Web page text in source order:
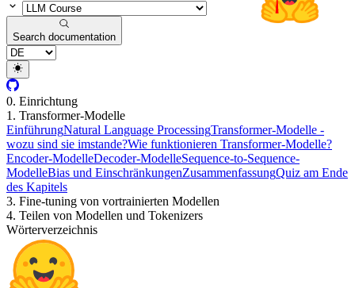
Search documentation
0. Einrichtung
1. Transformer-Modelle
EinführungNatural Language ProcessingTransformer-Modelle -
wozu sind sie imstande?Wie funktionieren Transformer-Modelle?
Encoder-ModelleDecoder-ModelleSequence-to-Sequence-
ModelleBias und EinschränkungenZusammenfassungQuiz am Ende
des Kapitels
3. Fine-tuning von vortrainierten Modellen
4. Teilen von Modellen und Tokenizers
Wörterverzeichnis